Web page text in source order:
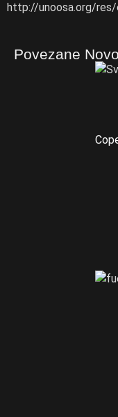
http://unoosa.org/
Povezane